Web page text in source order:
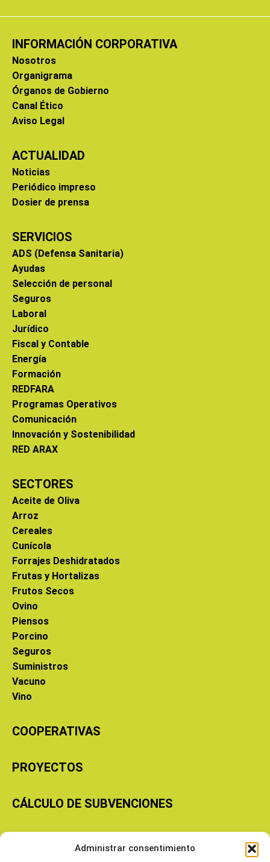
Administrar consentimiento
INFORMACIÓN CORPORATIVA
Nosotros
Organigrama
Órganos de Gobierno
Canal Ético
Aviso Legal
ACTUALIDAD
Noticias
Periódico impreso
Dosier de prensa
SERVICIOS
ADS (Defensa Sanitaria)
Ayudas
Selección de personal
Seguros
Laboral
Jurídico
Fiscal y Contable
Energía
Formación
REDFARA
Programas Operativos
Comunicación
Innovación y Sostenibilidad
RED ARAX
SECTORES
Aceite de Oliva
Arroz
Cereales
Cunícola
Forrajes Deshidratados
Frutas y Hortalizas
Frutos Secos
Ovino
Piensos
Porcino
Seguros
Suministros
Vacuno
Vino
COOPERATIVAS
PROYECTOS
CÁLCULO DE SUBVENCIONES